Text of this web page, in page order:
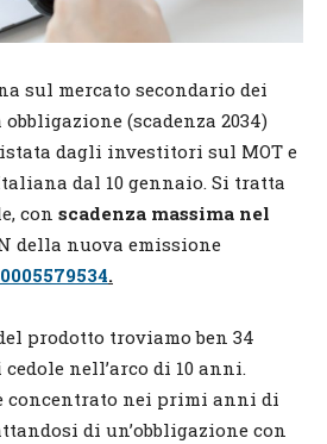
sul mercato secondario dei
(scadenza 2034)
dagli investitori sul MOT e
dal 10 gennaio. Si tratta
con scadenza massima nel
della nuova emissione
.
prodotto troviamo ben 34
nell’arco di 10 anni.
concentrato nei primi anni di
di un’obbligazione con